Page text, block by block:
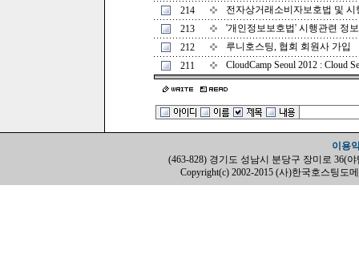
214
전자상거래소비자보호법 및
213
'개인정보보호법' 시행관련 정
212
루니호스팅, 협회 회원사 가입
211
CloudCamp Seoul 2012 : Cloud
이용
(463-828) 경기도 성남시 분당구 장미로 36(
Copyright(c) 2002-2015 (사)한국호스팅도